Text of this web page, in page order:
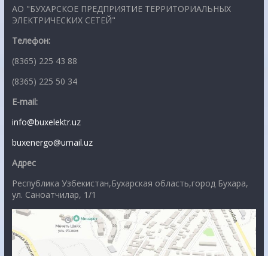
АО "БУХАРСКОЕ ПРЕДПРИЯТИЕ ТЕРРИТОРИАЛЬНЫХ
ЭЛЕКТРИЧЕСКИХ СЕТЕЙ"
Телефон:
(8365) 225 43 88
(8365) 225 50 34
E-mail:
info@buxelektr.uz
buxenergo@umail.uz
Адрес
Республика Узбекистан,Бухарская область,город Бухара,
ул. Саноатчилар, 1/1